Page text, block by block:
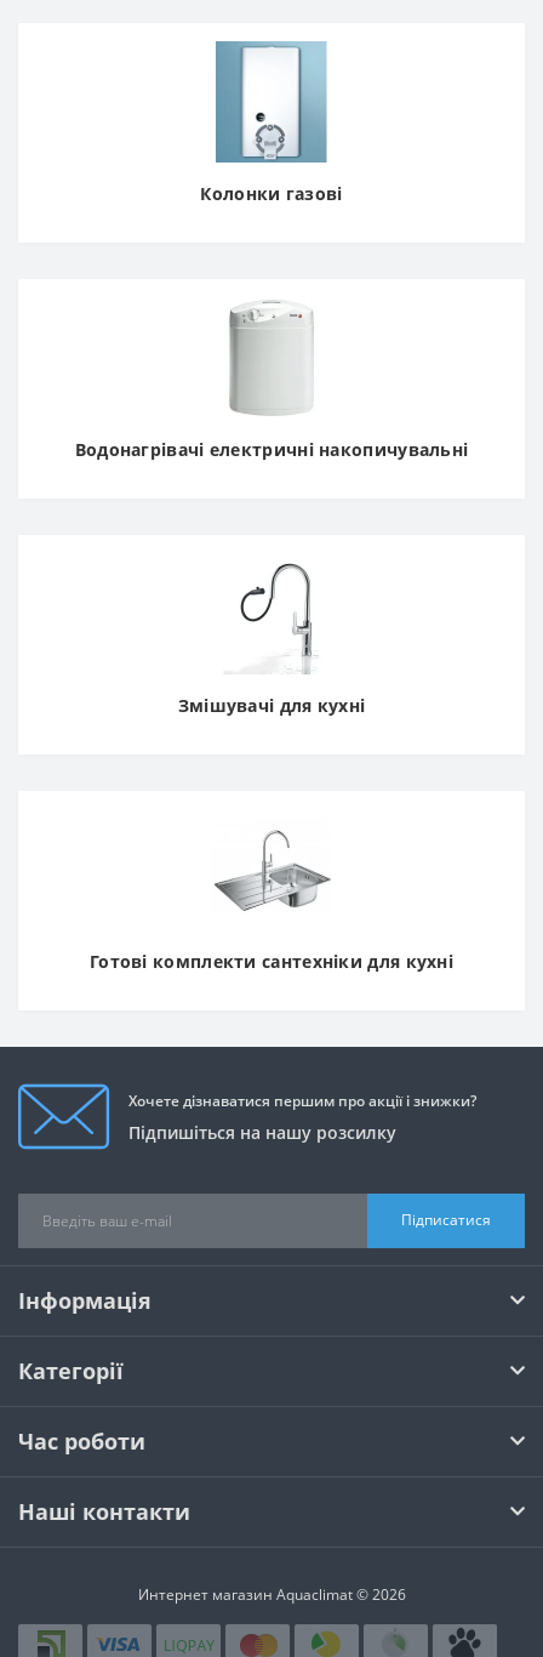
Колонки газові
Водонагрівачі електричні накопичувальні
Змішувачі для кухні
Готові комплекти сантехніки для кухні
Хочете дізнаватися першим про акції і знижки?
Підпишіться на нашу розсилку
Підписатися
Інформація
Категорії
Час роботи
Наші контакти
Интернет магазин Aquaclimat © 2026